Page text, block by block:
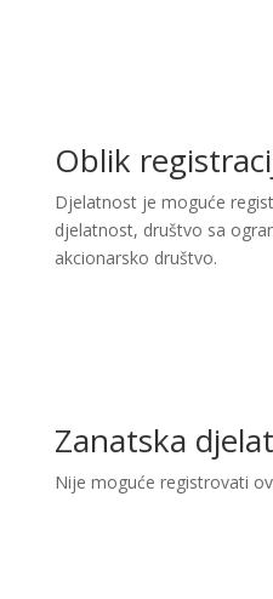
Oblik
Djelatnost je moguće
djelatnost, društvo sa
akcionarsko društvo.
Zanatska
Nije moguće registrovati